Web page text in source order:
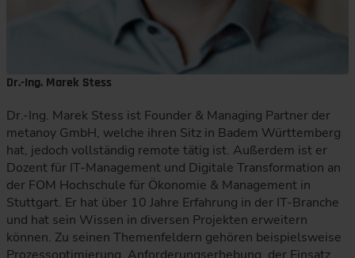
Dr.-Ing. Marek Stess
Dr.-Ing. Marek Stess ist Founder & Managing Partner der
metanoy GmbH, welche ihren Sitz in Badem Württemberg
hat, jedoch vollständig remote tätig ist. Außerdem ist er
Dozent für IT-Management und Digitale Transformation an
der FOM Hochschule für Ökonomie & Management in
Stuttgart. Er hat über 10 Jahre Erfahrung in der IT-Branche
und hat sein Wissen in diversen Projekten erweitern
können. Zu seinen Themenfeldern gehören beispielsweise